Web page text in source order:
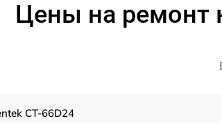
Цены на ремонт
CT-66D24